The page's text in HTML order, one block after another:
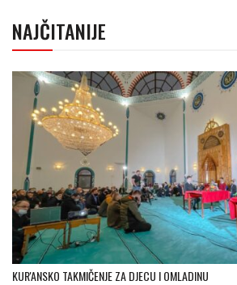
NAJČITANIJE
KUR'ANSKO TAKMIČENJE ZA DJECU I OMLADINU